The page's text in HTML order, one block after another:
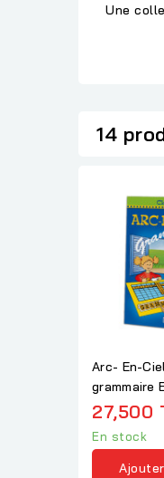
Une
14
Arc- En-
grammaire
27,500
En stock